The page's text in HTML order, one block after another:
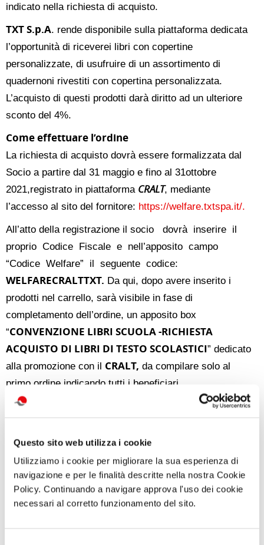
Questo sito web utilizza i cookie
Utilizziamo i cookie per migliorare la sua esperienza di
navigazione e per le finalità descritte nella nostra Cookie
Policy. Continuando a navigare approva l'uso dei cookie
necessari al corretto funzionamento del sito.
indicato nella richiesta di acquisto.
TXT S.p.A. rende disponibile sulla piattaforma dedicata
l’opportunità di riceverei libri con copertine
personalizzate, di usufruire di un assortimento di
quadernoni rivestiti con copertina personalizzata.
L’acquisto di questi prodotti darà diritto ad un ulteriore
sconto del 4%.
Come effettuare l’ordine
La richiesta di acquisto dovrà essere formalizzata dal
Socio a partire dal 31 maggio e fino al 31ottobre
2021,registrato in piattaforma CRALT, mediante
l’accesso al sito del fornitore: https://welfare.txtspa.it/.
All’atto della registrazione il socio dovrà inserire il
proprio Codice Fiscale e nell’apposito campo
“Codice Welfare” il seguente codice:
WELFARECRALTTXT. Da qui, dopo avere inserito i
prodotti nel carrello, sarà visibile in fase di
completamento dell’ordine, un apposito box
“CONVENZIONE LIBRI SCUOLA -RICHIESTA
ACQUISTO DI LIBRI DI TESTO SCOLASTICI” dedicato
alla promozione con il CRALT, da compilare solo al
primo ordine indicando tutti i beneficiari.
Per i dettagli:
Comunicato Convenzione per l'acquisto
di Redazione Cralt Magazine
14 Giugno 2021
attività correlate: